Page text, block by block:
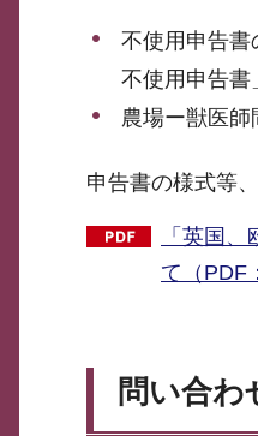
不使用申告書
不使用申告書
農場ー獣医師
申告書の様式等
「英国
て（PDF
問い合わ